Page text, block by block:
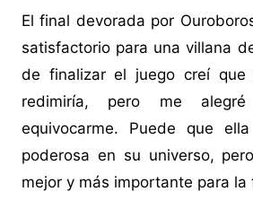
El final devorada por
satisfactorio para una villana
de finalizar el juego creí que
redimiría, pero me
equivocarme. Puede que
poderosa en su universo,
mejor y más importante para la